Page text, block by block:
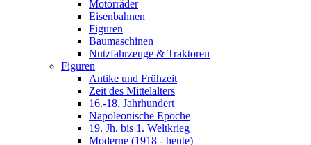
Motorräder
Eisenbahnen
Figuren
Baumaschinen
Nutzfahrzeuge & Traktoren
Figuren
Antike und Frühzeit
Zeit des Mittelalters
16.-18. Jahrhundert
Napoleonische Epoche
19. Jh. bis 1. Weltkrieg
Moderne (1918 - heute)